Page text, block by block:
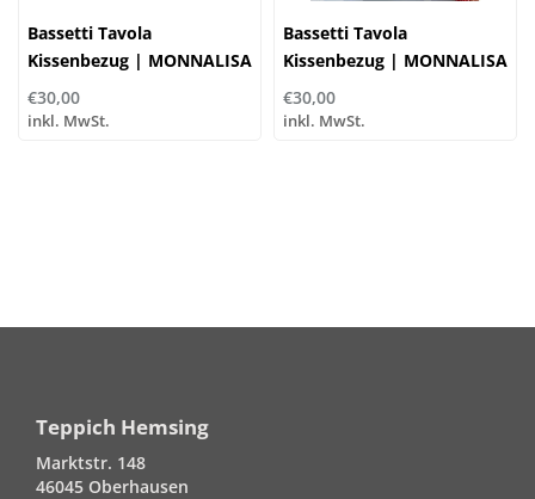
Bassetti Tavola
Kissenbezug | MONNALISA
V1 grün | 100% Baumwolle
€30,00
inkl. MwSt.
Bassetti Tavola
Kissenbezug | MONNALISA
R1 rot | 100% Baumwolle
€30,00
inkl. MwSt.
Teppich Hemsing
Marktstr. 148
46045 Oberhausen